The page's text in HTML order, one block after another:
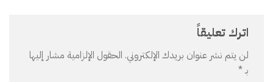
اترك تعليقاً
لن يتم نشر عنوان بريدك الإلكتروني. الحقول الإلزامية مشار إليها
بـ*